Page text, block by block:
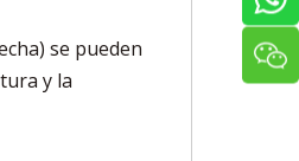
se pueden
y la